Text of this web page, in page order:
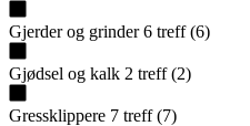
Gjerder og grinder 6 treff (6)
Gjødsel og kalk 2 treff (2)
Gressklippere 7 treff (7)